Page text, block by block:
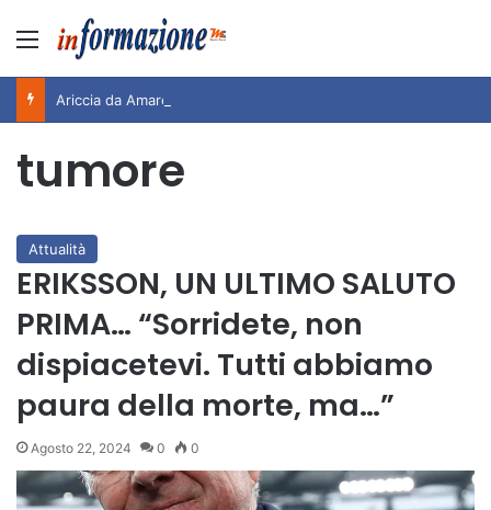
Menu
tumore
Attualità
ERIKSSON, UN ULTIMO SALUTO
PRIMA… “Sorridete, non
dispiacetevi. Tutti abbiamo
paura della morte, ma…”
Agosto 22, 2024 0 0